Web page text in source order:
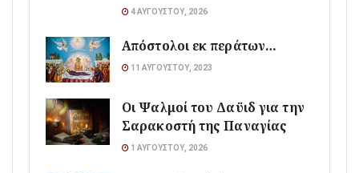
4 ΑΥΓΟΎΣΤΟΥ, 2026
Απόστολοι εκ περάτων…
11 ΑΥΓΟΎΣΤΟΥ, 2023
Οι Ψαλμοί του Δαϋιδ για την
Σαρακοστή της Παναγίας
1 ΑΥΓΟΎΣΤΟΥ, 2026